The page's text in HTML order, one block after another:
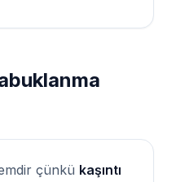
çünkü kaşıntı